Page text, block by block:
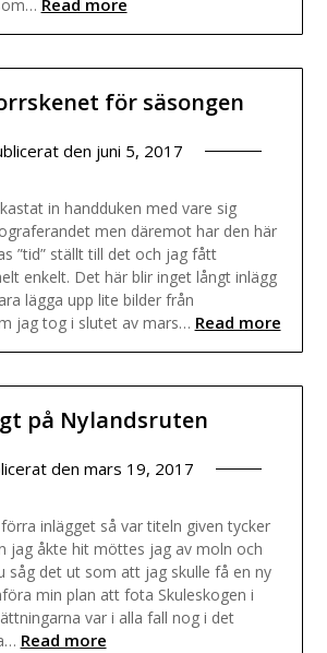
för säsongen
den juni 5, 2017
in handduken med vare sig
men däremot har den här
”tid” ställt till det och jag fått
enkelt. Det här blir inget långt inlägg
lägga upp lite bilder från
jag tog i slutet av mars… Read more
på Nylandsruten
den mars 19, 2017
inlägget så var titeln given tycker
jag åkte hit möttes jag av moln och
såg det ut som att jag skulle få en ny
min plan att fota Skuleskogen i
var i alla fall nog i det
Read more